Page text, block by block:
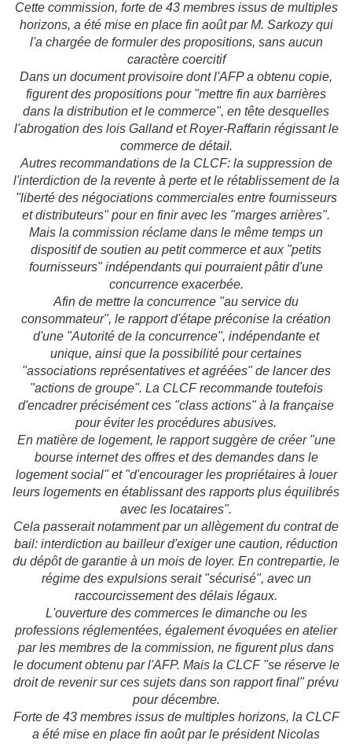
Cette commission, forte de 43 membres issus de multiples
horizons, a été mise en place fin août par M. Sarkozy qui
l'a chargée de formuler des propositions, sans aucun
caractère coercitif
Dans un document provisoire dont l'AFP a obtenu copie,
figurent des propositions pour "mettre fin aux barrières
dans la distribution et le commerce", en tête desquelles
l'abrogation des lois Galland et Royer-Raffarin régissant le
commerce de détail.
Autres recommandations de la CLCF: la suppression de
l'interdiction de la revente à perte et le rétablissement de la
"liberté des négociations commerciales entre fournisseurs
et distributeurs" pour en finir avec les "marges arrières".
Mais la commission réclame dans le même temps un
dispositif de soutien au petit commerce et aux "petits
fournisseurs" indépendants qui pourraient pâtir d'une
concurrence exacerbée.
Afin de mettre la concurrence "au service du
consommateur", le rapport d'étape préconise la création
d'une "Autorité de la concurrence", indépendante et
unique, ainsi que la possibilité pour certaines
"associations représentatives et agréées" de lancer des
"actions de groupe". La CLCF recommande toutefois
d'encadrer précisément ces "class actions" à la française
pour éviter les procédures abusives.
En matière de logement, le rapport suggère de créer "une
bourse internet des offres et des demandes dans le
logement social" et "d'encourager les propriétaires à louer
leurs logements en établissant des rapports plus équilibrés
avec les locataires".
Cela passerait notamment par un allègement du contrat de
bail: interdiction au bailleur d'exiger une caution, réduction
du dépôt de garantie à un mois de loyer. En contrepartie, le
régime des expulsions serait "sécurisé", avec un
raccourcissement des délais légaux.
L'ouverture des commerces le dimanche ou les
professions réglementées, également évoquées en atelier
par les membres de la commission, ne figurent plus dans
le document obtenu par l'AFP. Mais la CLCF "se réserve le
droit de revenir sur ces sujets dans son rapport final" prévu
pour décembre.
Forte de 43 membres issus de multiples horizons, la CLCF
a été mise en place fin août par le président Nicolas